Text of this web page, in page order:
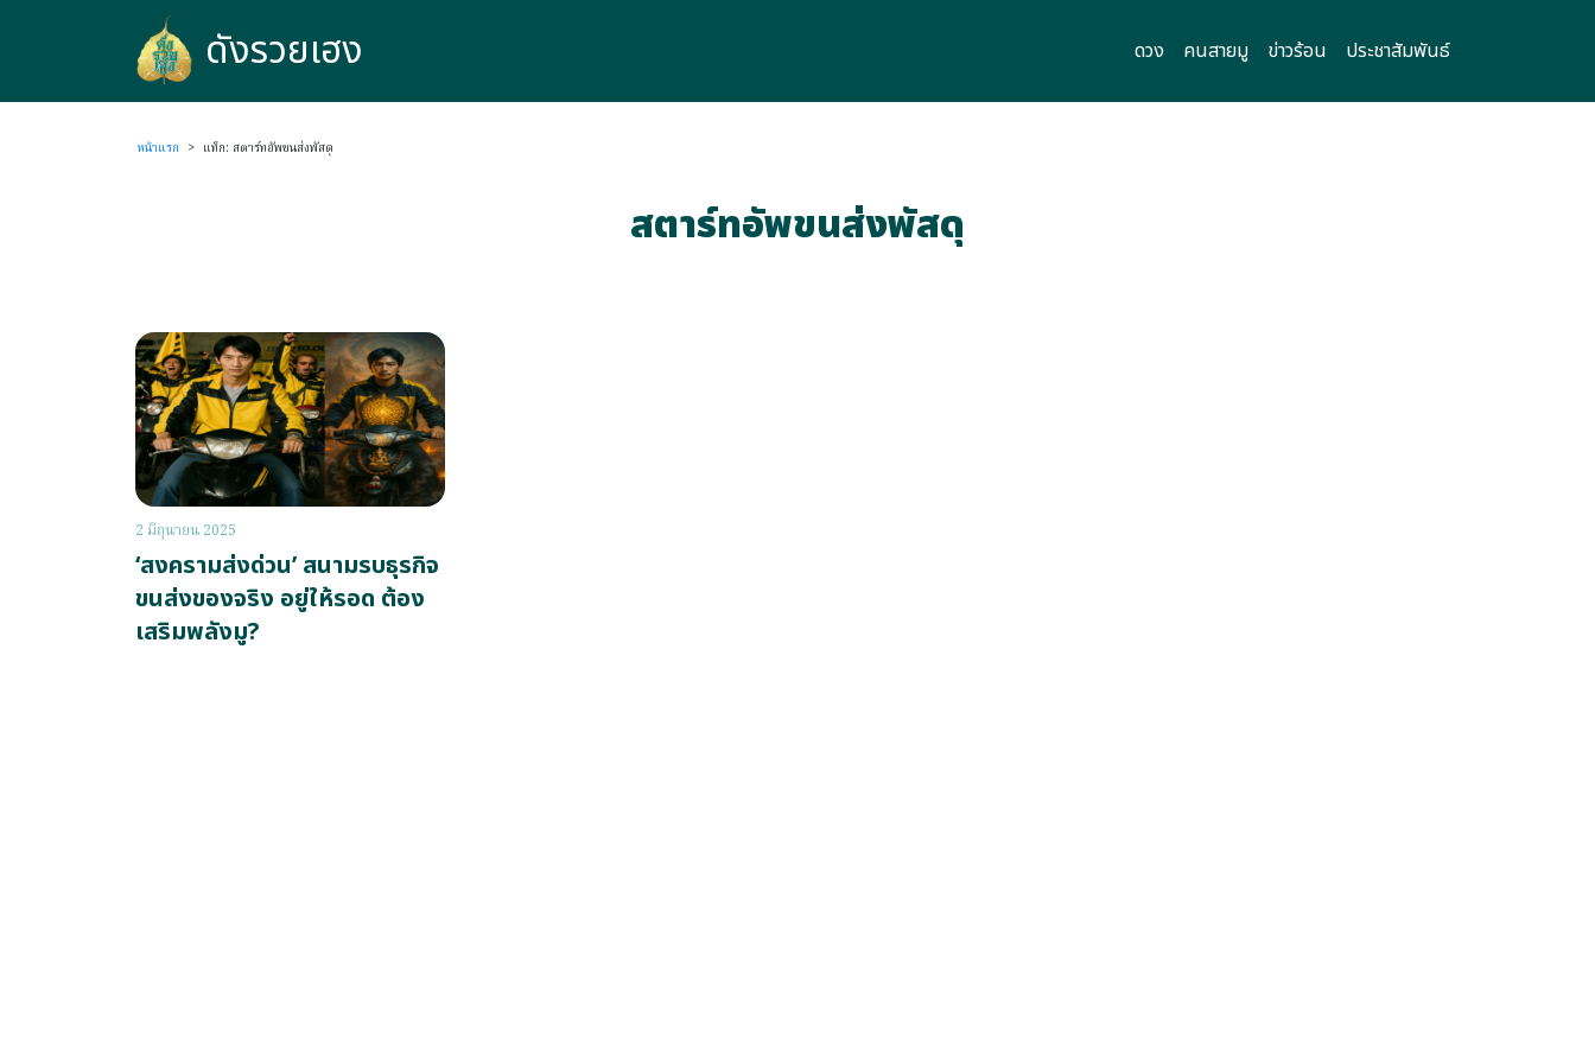
ดังรวยเฮง ดวง คนสายมู ข่าวร้อน ประชาสัมพันธ์
หน้าแรก > แท็ก: สตาร์ทอัพขนส่งพัสดุ
สตาร์ทอัพขนส่งพัสดุ
2 มิถุนายน 2025
‘สงครามส่งด่วน’ สนามรบธุรกิจ
ขนส่งของจริง อยู่ให้รอด ต้อง
เสริมพลังมู?